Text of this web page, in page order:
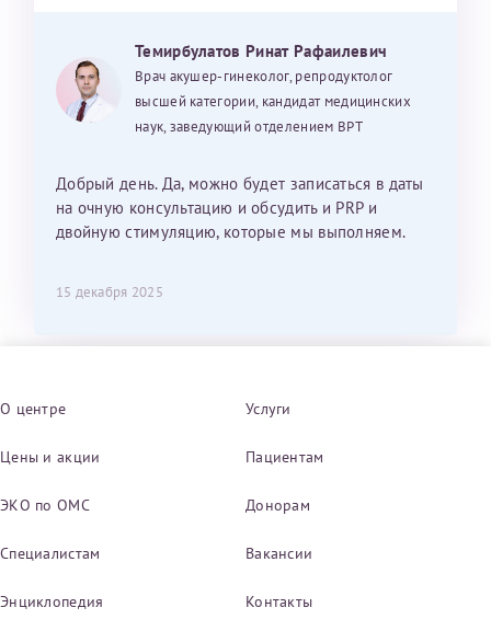
Темирбулатов Ринат Рафаилевич
Врач акушер-гинеколог, репродуктолог
высшей категории, кандидат медицинских
наук, заведующий отделением ВРТ
Добрый день. Да, можно будет записаться в даты
на очную консультацию и обсудить и PRP и
двойную стимуляцию, которые мы выполняем.
15 декабря 2025
О центре Услуги
Цены и акции Пациентам
ЭКО по ОМС Донорам
Специалистам Вакансии
Энциклопедия Контакты